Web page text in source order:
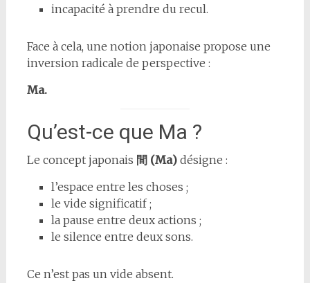
incapacité à prendre du recul.
Face à cela, une notion japonaise propose une
inversion radicale de perspective :
Ma.
Qu’est-ce que Ma ?
Le concept japonais 間 (Ma)désigne :
l’espace entre les choses ;
le vide significatif ;
la pause entre deux actions ;
le silence entre deux sons.
Ce n’est pas un vide absent.